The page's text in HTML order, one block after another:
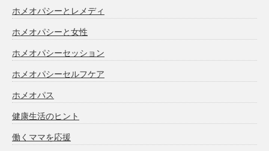
ホメオパシーとレメディ
ホメオパシーと女性
ホメオパシーセッション
ホメオパシーセルフケア
ホメオパス
健康生活のヒント
働くママを応援